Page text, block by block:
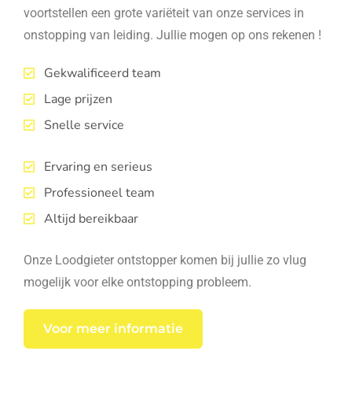
voortstellen een grote variëteit van onze services in
onstopping van leiding. Jullie mogen op ons rekenen !
Gekwalificeerd team
Lage prijzen
Snelle service
Ervaring en serieus
Professioneel team
Altijd bereikbaar
Onze Loodgieter ontstopper komen bij jullie zo vlug
mogelijk voor elke ontstopping probleem.
Voor meer informatie